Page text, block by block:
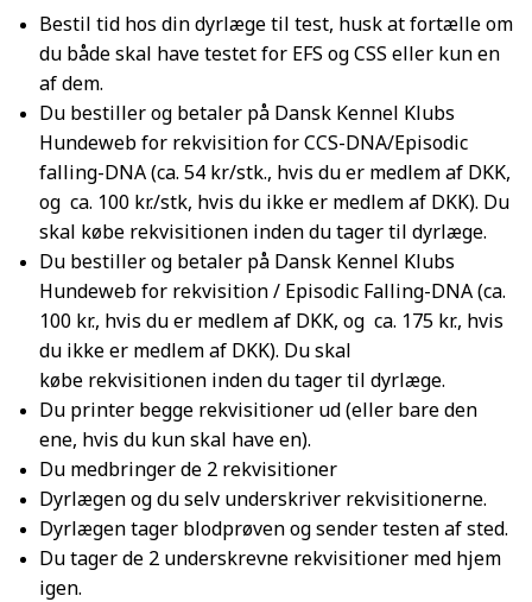
Bestil tid hos din dyrlæge til test, husk at fortælle om
du både skal have testet for EFS og CSS eller kun en
af dem.
Du bestiller og betaler på Dansk Kennel Klubs
Hundeweb for rekvisition for CCS-DNA/Episodic
falling-DNA (ca. 54 kr/stk., hvis du er medlem af DKK,
og ca. 100 kr./stk, hvis du ikke er medlem af DKK). Du
skal købe rekvisitionen inden du tager til dyrlæge.
Du bestiller og betaler på Dansk Kennel Klubs
Hundeweb for rekvisition / Episodic Falling-DNA (ca.
100 kr., hvis du er medlem af DKK, og ca. 175 kr., hvis
du ikke er medlem af DKK). Du skal
købe rekvisitioneninden du tager til dyrlæge.
Du printer begge rekvisitioner ud (eller bare den
ene, hvis du kun skal have en).
Du medbringer de 2 rekvisitioner
Dyrlægen og du selv underskriver rekvisitionerne.
Dyrlægen tager blodprøven og sender testen af sted.
Du tager de 2 underskrevne rekvisitioner med hjem
igen.